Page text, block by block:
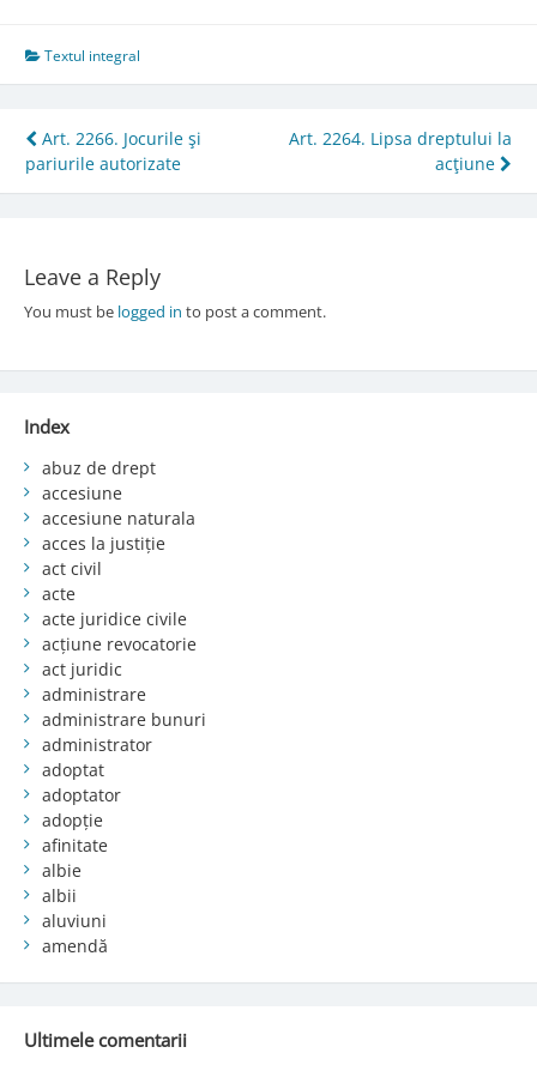
Textul integral
Post
navigation
Art. 2266. Jocurile şi
pariurile autorizate
Art. 2264. Lipsa dreptului la
acţiune
Leave a Reply
You must be logged in to post a comment.
Index
abuz de drept
accesiune
accesiune naturala
acces la justiție
act civil
acte
acte juridice civile
acțiune revocatorie
act juridic
administrare
administrare bunuri
administrator
adoptat
adoptator
adopție
afinitate
albie
albii
aluviuni
amendă
Ultimele comentarii